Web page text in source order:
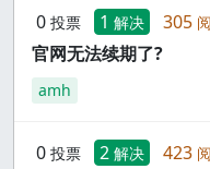
0 投票 1 解决 305
官网无法续期了?
amh
0 投票 2 解决 423